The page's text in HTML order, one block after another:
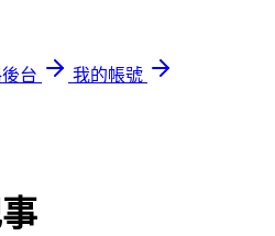
台
我的帳號